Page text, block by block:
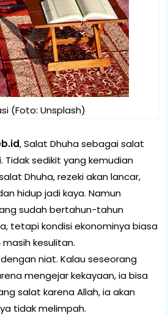
(Foto: Unsplash)
, Salat Dhuha sebagai salat
Tidak sedikit yang kemudian
Dhuha, rezeki akan lancar,
hidup jadi kaya. Namun
sudah bertahun-tahun
tetapi kondisi ekonominya biasa
kesulitan.
niat. Kalau seseorang
mengejar kekayaan, ia bisa
salat karena Allah, ia akan
tidak melimpah.